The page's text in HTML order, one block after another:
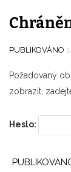
PUBLIKOVÁNO
Požadovaný
zobrazit,
Heslo: